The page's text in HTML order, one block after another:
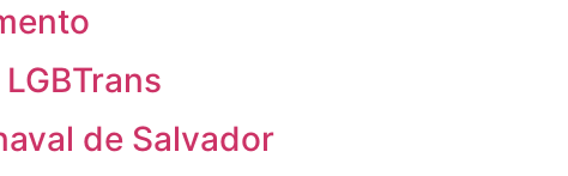
de Salvador